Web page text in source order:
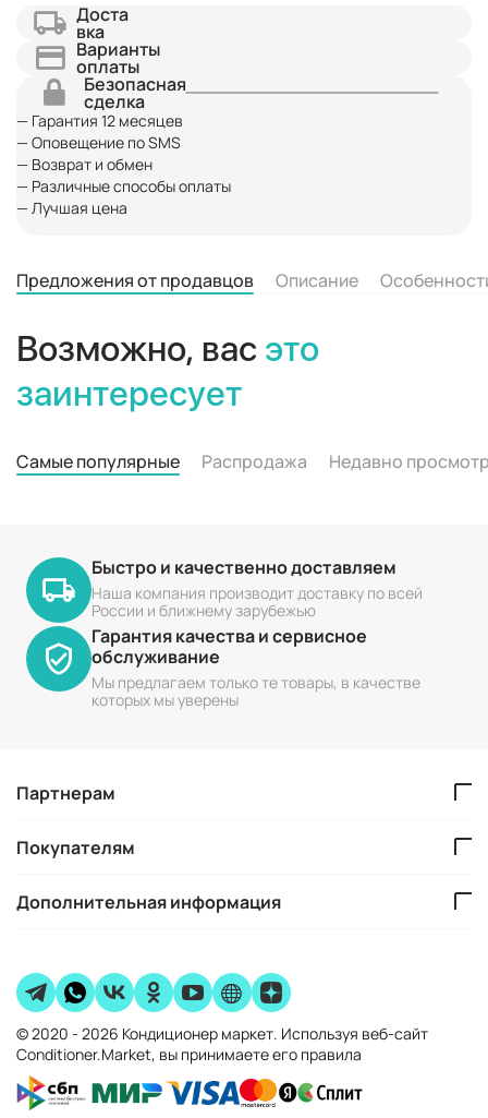
Доста
вка
Варианты
оплаты
Безопасная
сделка
— Гарантия 12 месяцев
— Оповещение по SMS
— Возврат и обмен
— Различные способы оплаты
— Лучшая цена
Предложения от продавцов Описание
Возможно, вас это
заинтересует
Самые популярные Распродажа Недавно
Быстро и качественно доставляем
Наша компания производит доставку по всей
России и ближнему зарубежью
Гарантия качества и сервисное
обслуживание
Мы предлагаем только те товары, в качестве
которых мы уверены
Партнерам
Покупателям
Дополнительная информация
© 2020 - 2026 Кондиционер маркет. Используя веб-сайт
Conditioner.Market, вы принимаете его правила